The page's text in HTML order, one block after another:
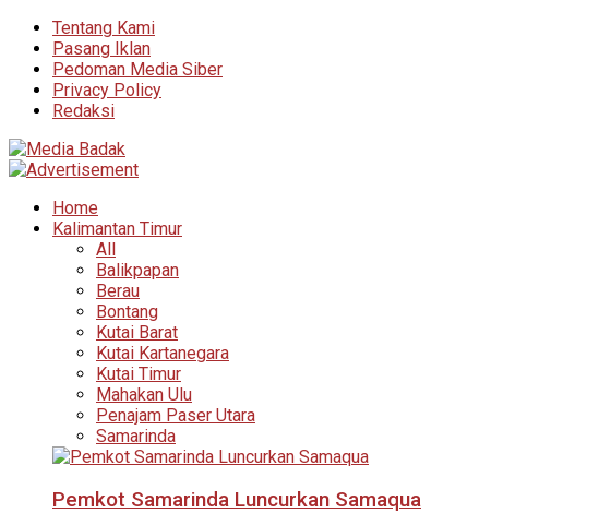
Tentang Kami
Pasang Iklan
Pedoman Media Siber
Privacy Policy
Redaksi
Home
Kalimantan Timur
All
Balikpapan
Berau
Bontang
Kutai Barat
Kutai Kartanegara
Kutai Timur
Mahakan Ulu
Penajam Paser Utara
Samarinda
Pemkot Samarinda Luncurkan Samaqua